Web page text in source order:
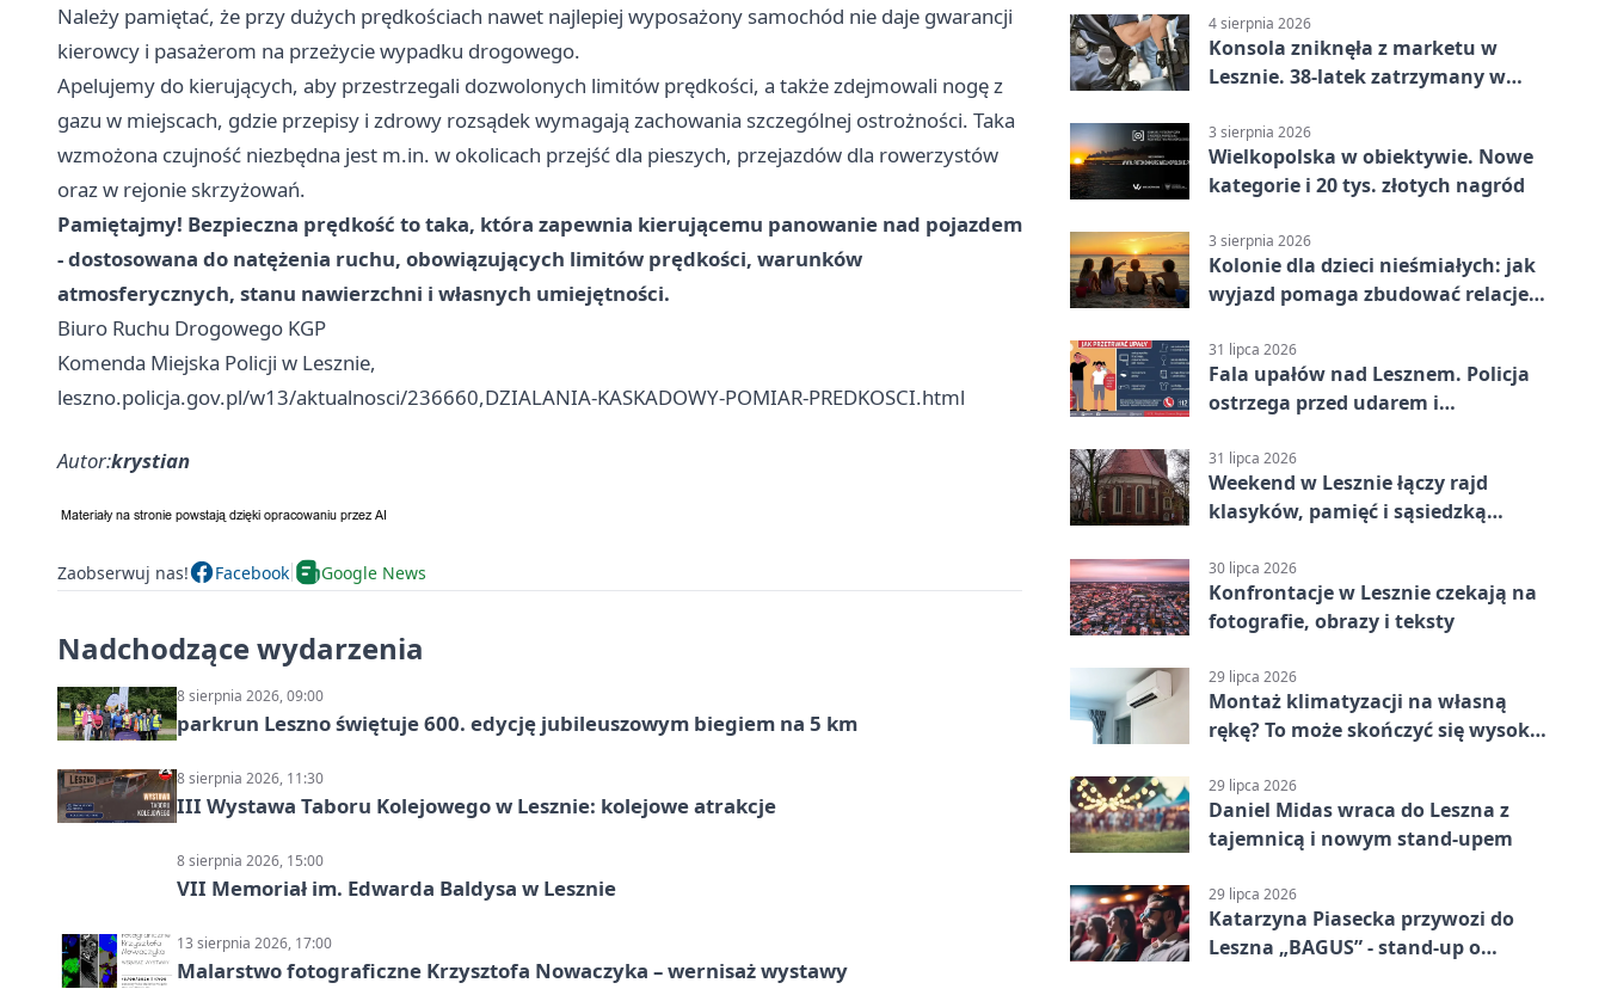
Należy pamiętać, że przy dużych prędkościach nawet najlepiej wyposażony samochód nie daje gwarancji
kierowcy i pasażerom na przeżycie wypadku drogowego.
Apelujemy do kierujących, aby przestrzegali dozwolonych limitów prędkości, a także zdejmowali nogę z
gazu w miejscach, gdzie przepisy i zdrowy rozsądek wymagają zachowania szczególnej ostrożności. Taka
wzmożona czujność niezbędna jest m.in. w okolicach przejść dla pieszych, przejazdów dla rowerzystów
oraz w rejonie skrzyżowań.
Pamiętajmy! Bezpieczna prędkość to taka, która zapewnia kierującemu panowanie nad pojazdem
- dostosowana do natężenia ruchu, obowiązujących limitów prędkości, warunków
atmosferycznych, stanu nawierzchni i własnych umiejętności.
Biuro Ruchu Drogowego KGP
Komenda Miejska Policji w Lesznie,
leszno.policja.gov.pl/w13/aktualnosci/236660,DZIALANIA-KASKADOWY-POMIAR-PREDKOSCI.html
Autor:krystian
Zaobserwuj nas! Facebook Google News
Nadchodzące wydarzenia
8 sierpnia 2026, 09:00
parkrun Leszno świętuje 600. edycję jubileuszowym biegiem na 5 km
8 sierpnia 2026, 11:30
III Wystawa Taboru Kolejowego w Lesznie: kolejowe atrakcje
8 sierpnia 2026, 15:00
VII Memoriał im. Edwarda Baldysa w Lesznie
13 sierpnia 2026, 17:00
Malarstwo fotograficzne Krzysztofa Nowaczyka – wernisaż wystawy
4 sierpnia 2026
Konsola zniknęła z marketu w
Lesznie. 38-latek zatrzymany w
3 sierpnia 2026
Wielkopolska w obiektywie. Nowe
kategorie i 20 tys. złotych nagród
3 sierpnia 2026
Kolonie dla dzieci nieśmiałych: jak
wyjazd pomaga zbudować relacje z
31 lipca 2026
Fala upałów nad Lesznem. Policja
ostrzega przed udarem i
31 lipca 2026
Weekend w Lesznie łączy rajd
klasyków, pamięć i sąsiedzką
30 lipca 2026
Konfrontacje w Lesznie czekają na
fotografie, obrazy i teksty
29 lipca 2026
Montaż klimatyzacji na własną
rękę? To może skończyć się wysoką
29 lipca 2026
Daniel Midas wraca do Leszna z
tajemnicą i nowym stand-upem
29 lipca 2026
Katarzyna Piasecka przywozi do
Leszna „BAGUS” - stand-up o